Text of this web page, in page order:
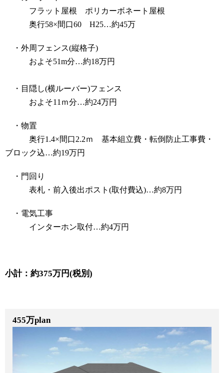
フラット屋根 ポリカーボネート屋根
奥行58×間口60 H25…約45万
・外周フェンス(縦格子)
およそ51m分…約18万円
・目隠し(横ルーバー)フェンス
およそ11ｍ分…約24万円
・物置
奥行1.4×間口2.2ｍ 基本組立費・転倒防止工事費・
ブロック込…約19万円
・門回り
表札・前入後出ポスト(取付費込)…約8万円
・電気工事
インターホン取付…約4万円
小計：約375万円(税別)
455万plan